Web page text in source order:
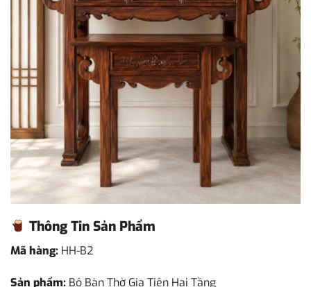
Thông Tin Sản Phẩm
Mã hàng: HH-B2
Sản phẩm: Bộ Bàn Thờ Gia Tiên Hai Tầng